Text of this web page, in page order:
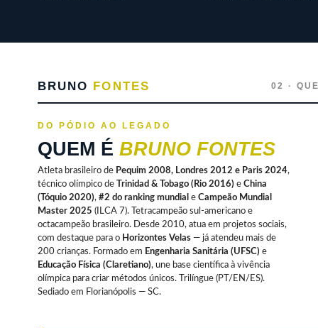
BRUNO FONTES 02 ·
DO PÓDIO AO LEGADO
QUEM É BRUNO FONTES
Atleta brasileiro de Pequim 2008, Londres 2012 e Paris 2024,
técnico olímpico de Trinidad & Tobago (Rio 2016) e China
(Tóquio 2020), #2 do ranking mundial e Campeão Mundial
Master 2025 (ILCA 7). Tetracampeão sul-americano e
octacampeão brasileiro. Desde 2010, atua em projetos sociais,
com destaque para o Horizontes Velas— já atendeu mais de
200 crianças. Formado em Engenharia Sanitária (UFSC) e
Educação Física (Claretiano), une base científica à vivência
olímpica para criar métodos únicos. Trilíngue (PT/EN/ES).
Sediado em Florianópolis — SC.